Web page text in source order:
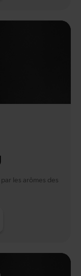
les arômes des